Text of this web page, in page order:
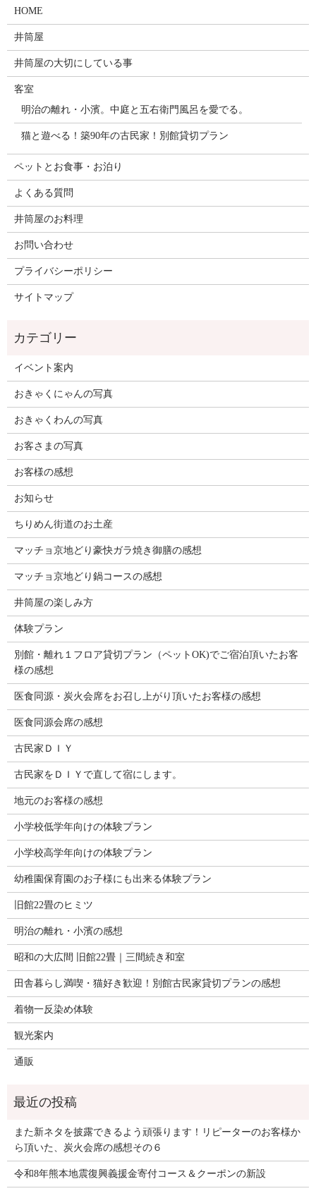
HOME
井筒屋
井筒屋の大切にしている事
客室
明治の離れ・小濱。中庭と五右衛門風呂を愛でる。
猫と遊べる！築90年の古民家！別館貸切プラン
ペットとお食事・お泊り
よくある質問
井筒屋のお料理
お問い合わせ
プライバシーポリシー
サイトマップ
イベント案内
おきゃくにゃんの写真
おきゃくわんの写真
お客さまの写真
お客様の感想
お知らせ
ちりめん街道のお土産
マッチョ京地どり豪快ガラ焼き御膳の感想
マッチョ京地どり鍋コースの感想
井筒屋の楽しみ方
体験プラン
別館・離れ１フロア貸切プラン（ペットOK)でご宿泊頂いたお客
様の感想
医食同源・炭火会席をお召し上がり頂いたお客様の感想
医食同源会席の感想
古民家ＤＩＹ
古民家をＤＩＹで直して宿にします。
地元のお客様の感想
小学校低学年向けの体験プラン
小学校高学年向けの体験プラン
幼稚園保育園のお子様にも出来る体験プラン
旧館22畳のヒミツ
明治の離れ・小濱の感想
昭和の大広間 旧館22畳｜三間続き和室
田舎暮らし満喫・猫好き歓迎！別館古民家貸切プランの感想
着物一反染め体験
観光案内
通販
また新ネタを披露できるよう頑張ります！リピーターのお客様か
ら頂いた、炭火会席の感想その６
令和8年熊本地震復興義援金寄付コース＆クーポンの新設